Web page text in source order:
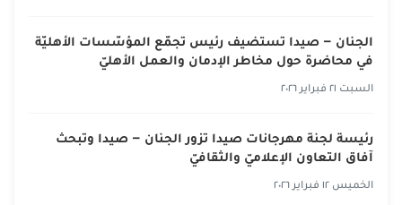
الجنان – صيدا تستضيف رئيس تجمّع المؤسّسات الأهليّة
في محاضرة حول مخاطر الإدمان والعمل الأهليّ
السبت ٢١ فبراير ٢٠٢٦
رئيسة لجنة مهرجانات صيدا تزور الجنان – صيدا وتبحث
آفاق التعاون الإعلاميّ والثقافيّ
الخميس ١٢ فبراير ٢٠٢٦